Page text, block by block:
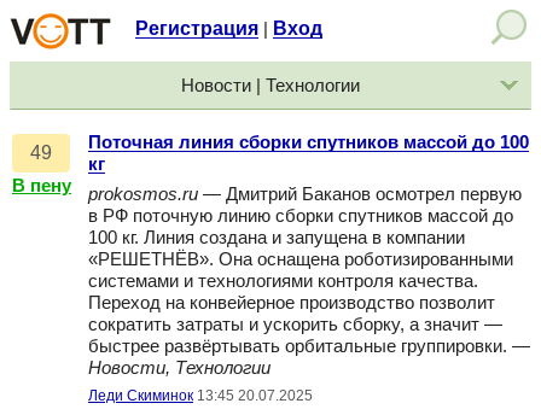
Регистрация Вход
Новости | Технологии
49
В пену
Поточная линия сборки спутников массой до 100
кг
prokosmos.ru — Дмитрий Баканов осмотрел первую
в РФ поточную линию сборки спутников массой до
100 кг. Линия создана и запущена в компании
«РЕШЕТНЁВ». Она оснащена роботизированными
системами и технологиями контроля качества.
Переход на конвейерное производство позволит
сократить затраты и ускорить сборку, а значит —
быстрее развёртывать орбитальные группировки. —
Новости, Технологии
Леди Скиминок 13:45 20.07.2025